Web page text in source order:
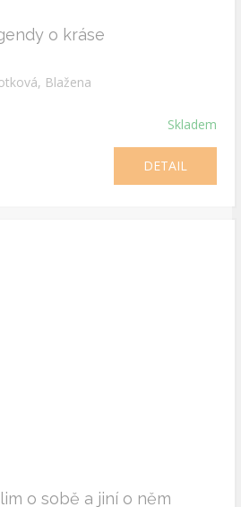
o kráse
Blažena
Skladem
DETAIL
o sobě a jiní o něm